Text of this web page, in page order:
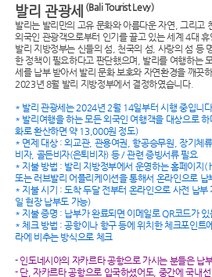
발리 관광세 (Bali Tourist Levy)
발리는 발리만의 고유 문화와 아름다운 자연, 그리고
외국인 관광객으로부터 인기를 끌고 있는 세계 4대 휴
발리 지방정부는 신들의 섬, 천국의 섬, 사랑의 섬 등
한 정책이 필요하다고 판단했으며, 발리를 여행하는
세를 납부 받아서 발리 문화 보호와 자연환경을 깨끗
2023년 8월 발리 지방정부에서 결정하였습니다.
* 발리 관광세는 2024년 2월 14일부터 시행 중입니다.
* 발리여행을 하는 모든 외국인 여행객을 대상으로
화로 환산하면 약 13,000원 정도)
* 면제 대상 : 외교관, 관용여권, 항공승무원, 장기체
비자, 골든비자(은퇴비자) 등 / 관련 증빙서류 필요
* 지불 방법 : 발리 지방정부에서 운영하는 홈페이
또는 러브발리 어플리케이션을 통해서 온라인으로 납
* 지불 시기 : 도착 두달 전부터 온라인으로 사전 납
일 현장 납부도 가능)
* 지불 증명 : 납부가 완료되면 이메일로 QR코드가
* 체크 방법 : 공항이나 항구 등에 위치한 체크포인트
라에 비추는 방식으로 체크
- 인도네시아의 자카르타 공항으로 가시는 분들은 납
- 단, 자카르타 공항으로 입국하셨어도, 중간에 국내